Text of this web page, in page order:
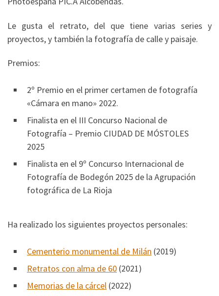
Le gusta el retrato, del que tiene varias series y
proyectos, y también la fotografía de calle y paisaje.
Premios:
2º Premio en el primer certamen de fotografía
«Cámara en mano» 2022.
Finalista en el III Concurso Nacional de
Fotografía – Premio CIUDAD DE MÓSTOLES
2025
Finalista en el 9º Concurso Internacional de
Fotografía de Bodegón 2025 de la Agrupación
fotográfica de La Rioja
Ha realizado los siguientes proyectos personales:
Cementerio monumental de Milán (2019)
Retratos con alma de 60 (2021)
Memorias de la cárcel (2022)